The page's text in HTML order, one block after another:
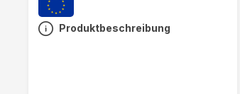
Produktbeschreibung